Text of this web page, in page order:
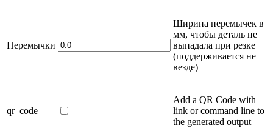
Перемычки
Ширина перемычек в
мм, чтобы деталь не
выпадала при резке
(поддерживается не
везде)
qr_code
Add a QR Code with
link or command line to
the generated output